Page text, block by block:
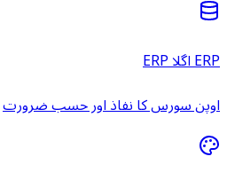
ERP اگلا ERP
اوپن سورس کا نفاذ اور حسب ضرورت